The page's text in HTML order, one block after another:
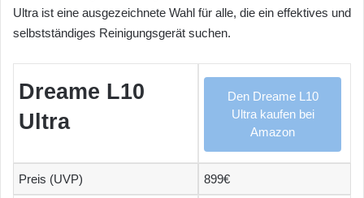
Ultra ist eine ausgezeichnete Wahl für alle, die ein effektives und
selbstständiges Reinigungsgerät suchen.
Dreame L10
Ultra
Den Dreame L10
Ultra kaufen bei
Amazon
Preis (UVP) 899€